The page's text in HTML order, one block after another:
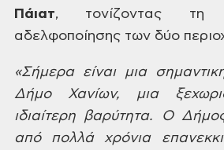
Πάιατ, τονίζοντας τη
αδελφοποίησης των δύο
«Σήμεραείναι μια
Δήμο Χανίων, μια
ιδιαίτερη βαρύτητα. Ο
από πολλά χρόνια